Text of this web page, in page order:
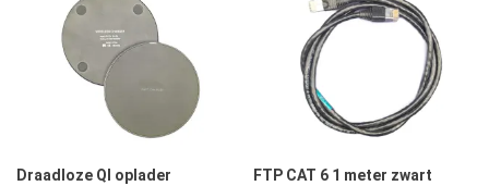
Draadloze QI oplader FTP CAT 6 1 meter zwart